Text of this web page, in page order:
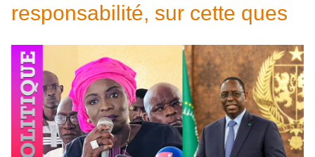
responsabilité, sur cette ques